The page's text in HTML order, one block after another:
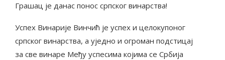
Грашац је данас понос српског винарства!
Успех Винарије Винчић је успех и целокупоног
српског винарства, а уједно и огроман подстицај
за све винаре Међу успесима којима се Србија